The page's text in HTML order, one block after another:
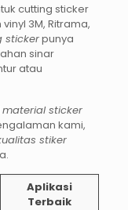
cutting sticker
3M, Ritrama,
stickerpunya
sinar
atau
material sticker
kami,
stiker
Aplikasi
Terbaik